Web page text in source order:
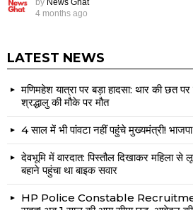
by News Ghat
4 months ago
LATEST NEWS
मणिमहेश यात्रा पर बड़ा हादसा: थार की छत
श्रद्धालु की मौके पर मौत
4 साल में भी पांवटा नहीं पहुंचे मुख्यमंत्री!
देवभूमि में वारदात: पिस्तौल दिखाकर महिला से
बहाने पहुंचा था बाइक सवार
HP Police Constable